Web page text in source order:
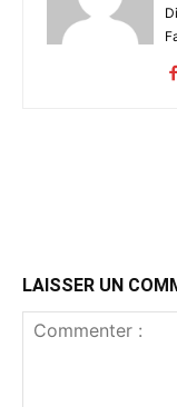
LAISSER UN